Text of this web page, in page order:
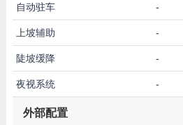
自动驻车 -
上坡辅助 -
陡坡缓降 -
夜视系统 -
外部配置